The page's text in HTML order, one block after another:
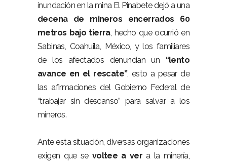
inundación en la mina El Pinabete dejó a una
decena de mineros encerrados 60
metros bajo tierra, hecho que ocurrió en
Sabinas, Coahuila, México, y los familiares
de los afectados denuncian un “lento
avance en el rescate”, esto a pesar de
las afirmaciones del Gobierno Federal de
“trabajar sin descanso” para salvar a los
mineros.
Ante esta situación, diversas organizaciones
exigen que se voltee a ver a la minería,